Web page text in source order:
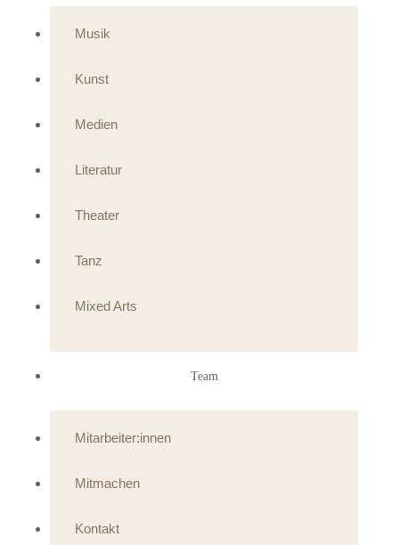
Musik
Kunst
Medien
Literatur
Theater
Tanz
Mixed Arts
Team
Mitarbeiter:innen
Mitmachen
Kontakt